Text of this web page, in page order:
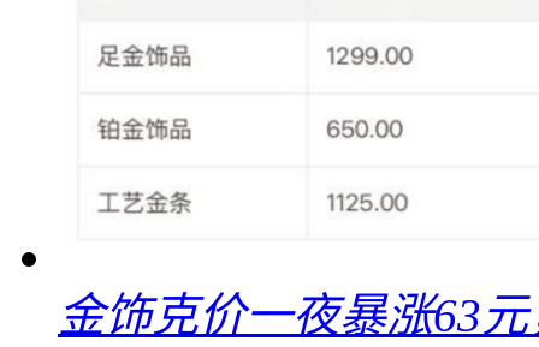
金饰克价一夜暴涨63